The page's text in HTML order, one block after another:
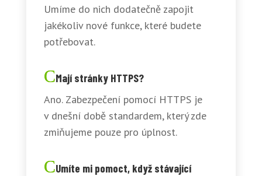
Umíme do nich dodatečně zapojit
jakékoliv nové funkce, které budete
potřebovat.
Mají stránky HTTPS?
Ano. Zabezpečení pomocí HTTPS je
v dnešní době standardem, který zde
zmiňujeme pouze pro úplnost.
Umíte mi pomoct, když stávající